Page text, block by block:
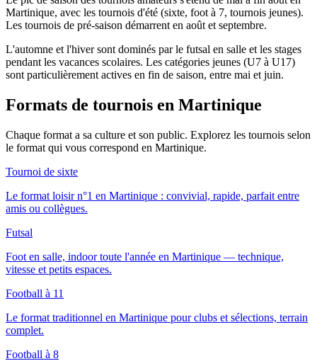
Martinique, avec les tournois d'été (sixte, foot à 7, tournois jeunes).
Les tournois de pré-saison démarrent en août et septembre.
L'automne et l'hiver sont dominés par le futsal en salle et les stages
pendant les vacances scolaires. Les catégories jeunes (U7 à U17)
sont particulièrement actives en fin de saison, entre mai et juin.
Formats de tournois en Martinique
Chaque format a sa culture et son public. Explorez les tournois selon
le format qui vous correspond en Martinique.
Tournoi de sixte
Le format loisir n°1 en Martinique : convivial, rapide, parfait entre
amis ou collègues.
Futsal
Foot en salle, indoor toute l'année en Martinique — technique,
vitesse et petits espaces.
Football à 11
Le format traditionnel en Martinique pour clubs et sélections, terrain
complet.
Football à 8